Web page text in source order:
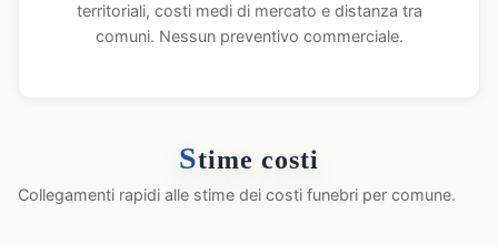
territoriali, costi medi di mercato e distanza tra
comuni. Nessun preventivo commerciale.
Stime costi
Collegamenti rapidi alle stime dei costi funebri per comune.